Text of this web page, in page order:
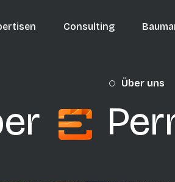
Consulting
Über uns